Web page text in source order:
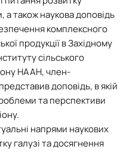
а також наукова доповідь
комплексного
продукції в Західному
сільського
НААН, член-
доповідь, в якій
та перспективи
напрями наукових
галузі та досягнення